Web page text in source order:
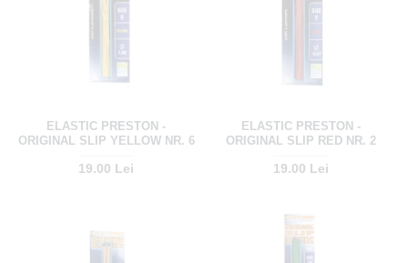
ELASTIC PRESTON -
ORIGINAL SLIP YELLOW NR. 6
19.00 Lei
ELASTIC PRESTON -
ORIGINAL SLIP RED NR. 2
19.00 Lei